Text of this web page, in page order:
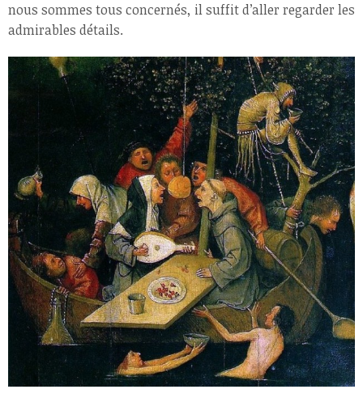
nous sommes tous concernés, il suffit d’aller regarder les
admirables détails.